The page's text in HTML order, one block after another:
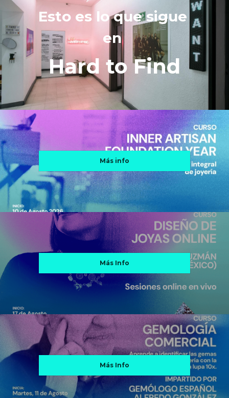
Esto es lo que sigue
en
Hard to Find
Más info
Más Info
Más Info